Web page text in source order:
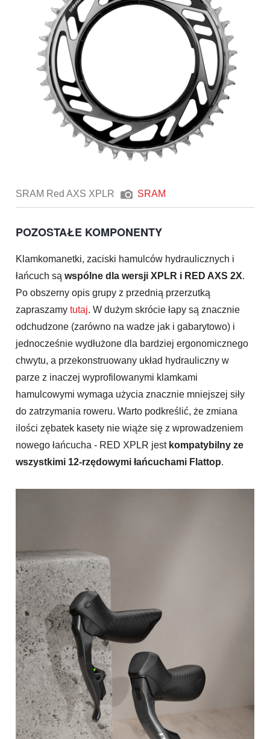
SRAM Red AXS XPLR SRAM
POZOSTAŁE KOMPONENTY
Klamkomanetki, zaciski hamulców hydraulicznych i
łańcuch sąwspólne dla wersji XPLR i RED AXS 2X.
Po obszerny opis grupy z przednią przerzutką
zapraszamytutaj. W dużym skrócie łapy są znacznie
odchudzone (zarówno na wadze jak i gabarytowo) i
jednocześnie wydłużone dla bardziej ergonomicznego
chwytu, a przekonstruowany układ hydrauliczny w
parze z inaczej wyprofilowanymi klamkami
hamulcowymi wymaga użycia znacznie mniejszej siły
do zatrzymania roweru. Warto podkreślić, że zmiana
ilości zębatek kasety nie wiąże się z wprowadzeniem
nowego łańcucha - RED XPLR jest kompatybilny ze
wszystkimi 12-rzędowymi łańcuchami Flattop.